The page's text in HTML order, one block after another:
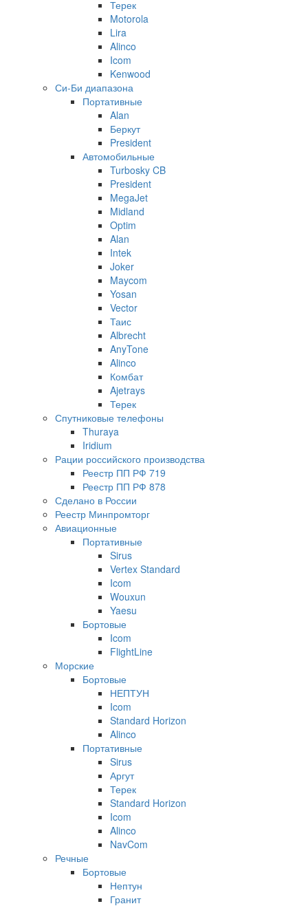
Терек
Motorola
Lira
Alinco
Icom
Kenwood
Си-Би диапазона
Портативные
Alan
Беркут
President
Автомобильные
Turbosky CB
President
MegaJet
Midland
Optim
Alan
Intek
Joker
Maycom
Yosan
Vector
Таис
Albrecht
AnyTone
Alinco
Комбат
Ajetrays
Терек
Спутниковые телефоны
Thuraya
Iridium
Рации российского производства
Реестр ПП РФ 719
Реестр ПП РФ 878
Сделано в России
Реестр Минпромторг
Авиационные
Портативные
Sirus
Vertex Standard
Icom
Wouxun
Yaesu
Бортовые
Icom
FlightLine
Морские
Бортовые
НЕПТУН
Icom
Standard Horizon
Alinco
Портативные
Sirus
Аргут
Терек
Standard Horizon
Icom
Alinco
NavCom
Речные
Бортовые
Нептун
Гранит